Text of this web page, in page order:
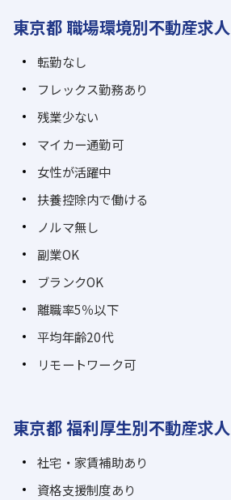
東京都 職場環境別不動産求人
転勤なし
フレックス勤務あり
残業少ない
マイカー通勤可
女性が活躍中
扶養控除内で働ける
ノルマ無し
副業OK
ブランクOK
離職率5％以下
平均年齢20代
リモートワーク可
東京都 福利厚生別不動産求人
社宅・家賃補助あり
資格支援制度あり